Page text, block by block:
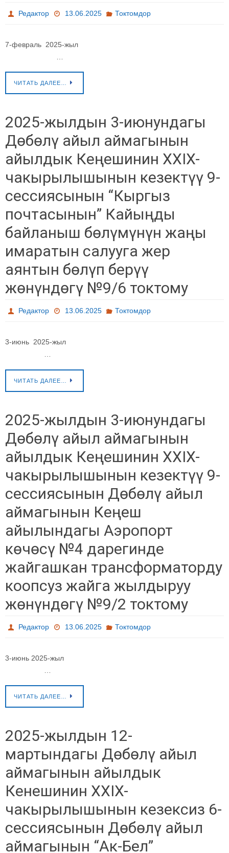
Редактор 13.06.2025 Токтомдор
7-февраль 2025-жыл
ЧИТАТЬ ДАЛЕЕ…
2025-жылдын 3-июнундагы
Дөбөлү айыл аймагынын
айылдык Кеңешинин XXIX-
чакырылышынын кезектүү 9-
сессиясынын “Кыргыз
почтасынын” Кайыңды
байланыш бөлүмүнүн жаңы
имаратын салууга жер
аянтын бөлүп берүү
жөнүндөгү №9/6 токтому
Редактор 13.06.2025 Токтомдор
3-июнь 2025-жыл
…
ЧИТАТЬ ДАЛЕЕ…
2025-жылдын 3-июнундагы
Дөбөлү айыл аймагынын
айылдык Кеңешинин XXIX-
чакырылышынын кезектүү 9-
сессиясынын Дөбөлү айыл
аймагынын Кеңеш
айылындагы Аэропорт
көчөсү №4 дарегинде
жайгашкан трансформаторду
коопсуз жайга жылдыруу
жөнүндөгү №9/2 токтому
Редактор 13.06.2025 Токтомдор
3-июнь 2025-жыл
ЧИТАТЬ ДАЛЕЕ…
2025-жылдын 12-
мартындагы Дөбөлү айыл
аймагынын айылдык
Кенешинин XXIX-
чакырылышынын кезексиз 6-
сессиясынын Дөбөлү айыл
аймагынын “Ак-Бел”